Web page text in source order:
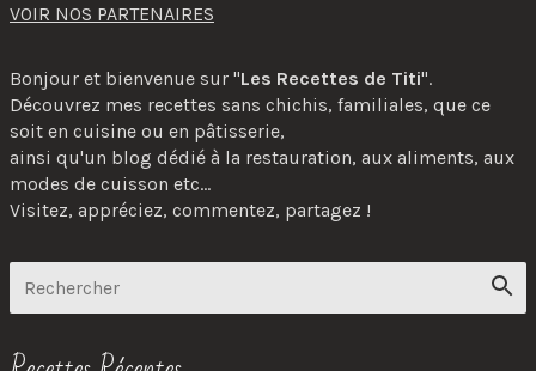
VOIR NOS PARTENAIRES
Bonjour et bienvenue sur "Les Recettes de Titi".
Découvrez mes recettes sans chichis, familiales, que ce
soit en cuisine ou en pâtisserie,
ainsi qu'un blog dédié à la restauration, aux aliments, aux
modes de cuisson etc...
Visitez, appréciez, commentez, partagez !